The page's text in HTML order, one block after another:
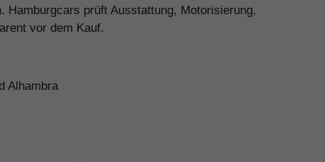
prüft Ausstattung, Motorisierung,
vor dem Kauf.
Alhambra